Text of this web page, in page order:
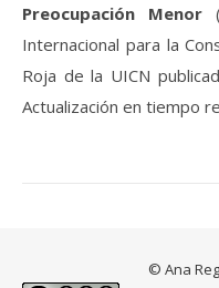
Preocupación Menor
Internacional para la
Roja de la UICN
Actualización en tiempo
© Ana